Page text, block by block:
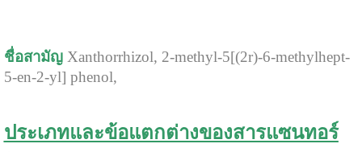
ชื่อสามัญXanthorrhizol, 2-methyl-5[(2r)-6-methylhept-
5-en-2-yl] phenol,
ประเภทและข้อแตกต่างของสารแซนทอร์